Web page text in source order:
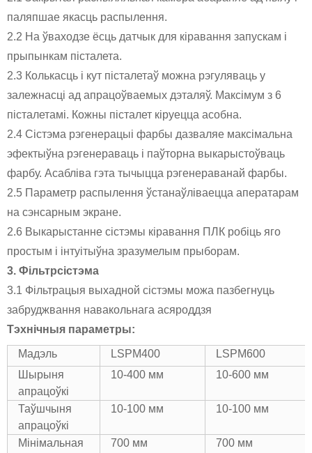
паляпшае якасць распылення.
2.2 На ўваходзе ёсць датчык для кіравання запускам і
прыпынкам пісталета.
2.3 Колькасць і кут пісталетаў можна рэгуляваць у
залежнасці ад апрацоўваемых дэталяў. Максімум з 6
пісталетамі. Кожны пісталет кіруецца асобна.
2.4 Сістэма рэгенерацыі фарбы дазваляе максімальна
эфектыўна рэгенераваць і паўторна выкарыстоўваць
фарбу. Асабліва гэта тычыцца рэгенераванай фарбы.
2.5 Параметр распылення ўстанаўліваецца аператарам
на сэнсарным экране.
2.6 Выкарыстанне сістэмы кіравання ПЛК робіць яго
простым і інтуітыўна зразумелым прыборам.
3. Фільтрсістэма
3.1 Фільтрацыя выхадной сістэмы можа пазбегнуць
забруджвання навакольнага асяроддзя
Тэхнічныя параметры:
Мадэль LSPM400
LSPM600
Шырыня
апрацоўкі
10-400 мм 10-600 мм
Таўшчыня
апрацоўкі
10-100 мм 10-100 мм
Мінімальная
700 мм 700 мм